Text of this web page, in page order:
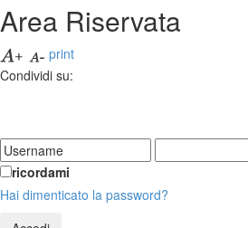
Area Riservata
print
Condividi su:
ricordami
Hai dimenticato la password?